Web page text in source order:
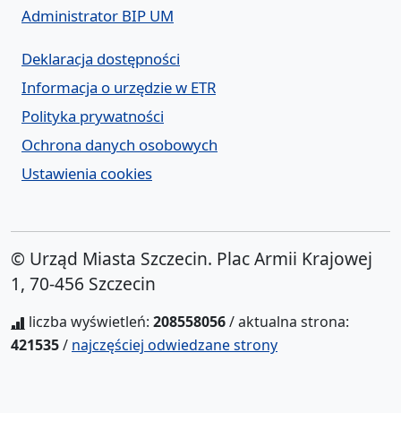
Administrator BIP UM
Deklaracja dostępności
Informacja o urzędzie w ETR
Polityka prywatności
Ochrona danych osobowych
Ustawienia cookies
© Urząd Miasta Szczecin. Plac Armii Krajowej
1, 70-456 Szczecin
liczba wyświetleń: 208558056/ aktualna strona:
421535/ najczęściej odwiedzane strony